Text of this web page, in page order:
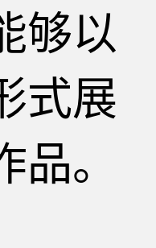
够以
式展
。